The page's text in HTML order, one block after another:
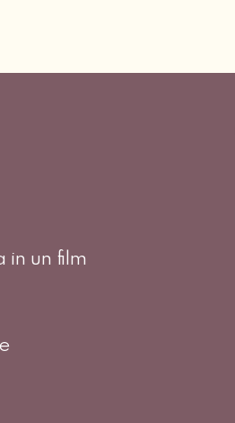
in un film